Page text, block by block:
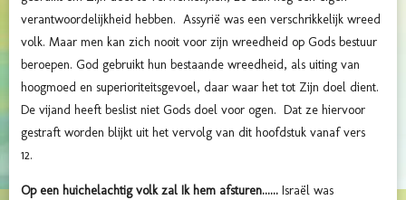
verantwoordelijkheid hebben. Assyrië was een verschrikkelijk wreed
volk. Maar men kan zich nooit voor zijn wreedheid op Gods bestuur
beroepen. God gebruikt hun bestaande wreedheid, als uiting van
hoogmoed en superioriteitsgevoel, daar waar het tot Zijn doel dient.
De vijand heeft beslist niet Gods doel voor ogen. Dat ze hiervoor
gestraft worden blijkt uit het vervolg van dit hoofdstuk vanaf vers
12.
Op een huichelachtig volk zal Ik hem afsturen...... Israël was